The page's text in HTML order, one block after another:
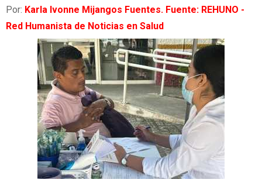
Por: Karla Ivonne Mijangos Fuentes. Fuente: REHUNO -
Red Humanista de Noticias en Salud